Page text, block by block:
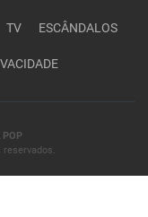
TV ESCÂNDALOS
POP